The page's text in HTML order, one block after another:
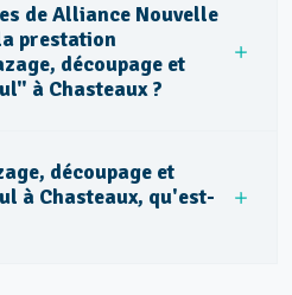
de Alliance Nouvelle
prestation
découpage et
à Chasteaux ?
découpage et
à Chasteaux, qu'est-